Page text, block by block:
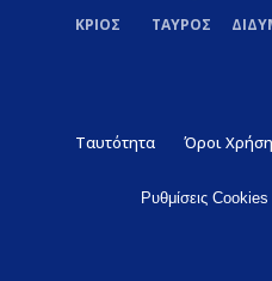
ΚΡΙΟΣ ΤΑΥΡΟΣ
Ταυτότητα Όροι
Ρυθμίσεις Cookies